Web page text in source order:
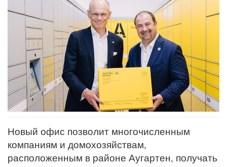
Новый офис позволит многочисленным
компаниям и домохозяйствам,
расположенным в районе Аугартен, получать